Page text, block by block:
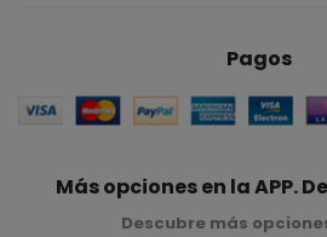
Pagos
Más opciones en la APP.
Descubre más